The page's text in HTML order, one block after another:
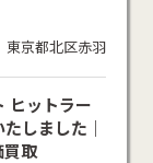
東京都北区赤羽
ヒットラー
しました｜
買取